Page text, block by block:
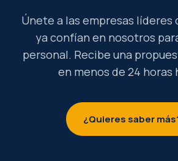
Únete a las empresas líderes
ya confían en nosotros
personal. Recibe una
en menos de 24 horas
¿Quieres saber